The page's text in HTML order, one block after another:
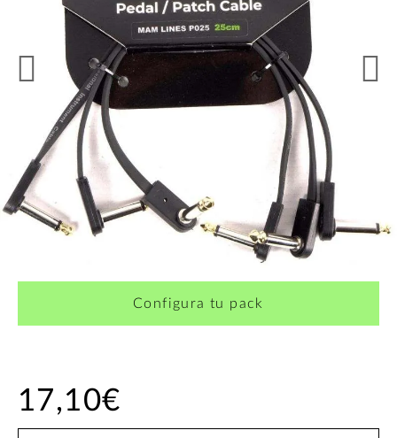
¿Quieres crearte tu propio pack?
Configura tu pack
17,10€